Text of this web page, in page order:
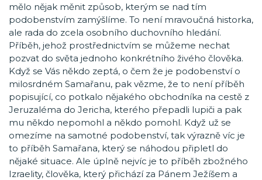
mělo nějak měnit způsob, kterým se nad tím
podobenstvím zamýšlíme. To není mravoučná historka,
ale rada do zcela osobního duchovního hledání.
Příběh, jehož prostřednictvím se můžeme nechat
pozvat do světa jednoho konkrétního živého člověka.
Když se Vás někdo zeptá, o čem že je podobenství o
milosrdném Samařanu, pak vězme, že to není příběh
popisující, co potkalo nějakého obchodníka na cestě z
Jeruzaléma do Jericha, kterého přepadli lupiči a pak
mu někdo nepomohl a někdo pomohl. Když už se
omezíme na samotné podobenství, tak výrazně víc je
to příběh Samařana, který se náhodou připletl do
nějaké situace. Ale úplně nejvíc je to příběh zbožného
Izraelity, člověka, který přichází za Pánem Ježíšem a